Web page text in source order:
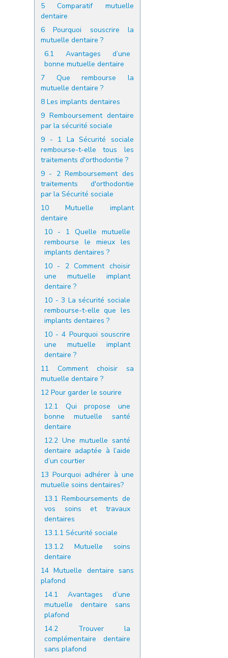
5Comparatif mutuelle
dentaire
6Pourquoi souscrire la
mutuelle dentaire ?
6.1 Avantages d’une
bonne mutuelle dentaire
7 Que rembourse la
mutuelle dentaire ?
8 Les implants dentaires
9 Remboursement dentaire
par la sécurité sociale
9 - 1 La Sécurité sociale
rembourse-t-elle tous les
traitements d'orthodontie ?
9 - 2Remboursement des
traitements d'orthodontie
par la Sécurité sociale
10 Mutuelle implant
dentaire
10 - 1 Quelle mutuelle
rembourse le mieux les
implants dentaires ?
10 - 2Comment choisir
une mutuelle implant
dentaire ?
10 - 3 La sécurité sociale
rembourse-t-elle que les
implants dentaires ?
10 - 4 Pourquoi souscrire
une mutuelle implant
dentaire ?
11 Comment choisir sa
mutuelle dentaire ?
12 Pour garder le sourire
12.1 Qui propose une
bonne mutuelle santé
dentaire
12.2 Une mutuelle santé
dentaire adaptée à l’aide
d’un courtier
13Pourquoi adhérer à une
mutuelle soins dentaires?
13.1Remboursements de
vos soins et travaux
dentaires
13.1.1 Sécurité sociale
13.1.2 Mutuelle soins
dentaire
14Mutuelle dentaire sans
plafond
14.1 Avantages d’une
mutuelle dentaire sans
plafond
14.2 Trouver la
complémentaire dentaire
sans plafond